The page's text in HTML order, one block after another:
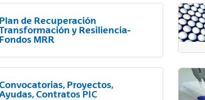
Plan de Recuperación
y Resiliencia-
Fondos MRR
Convocatorias, Proyectos,
Contratos PIC